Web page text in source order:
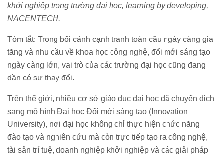
khởi nghiệp trong trường đại học, learning by developing,
NACENTECH.
Tóm tắt: Trong bối cảnh cạnh tranh toàn cầu ngày càng gia
tăng và nhu cầu về khoa học công nghệ, đổi mới sáng tạo
ngày càng lớn, vai trò của các trường đại học cũng đang
dần có sự thay đổi.
Trên thế giới, nhiều cơ sở giáo dục đại học đã chuyển dịch
sang mô hình Đại học Đổi mới sáng tạo (Innovation
University), nơi đại học không chỉ thực hiện chức năng
đào tạo và nghiên cứu mà còn trực tiếp tạo ra công nghệ,
tài sản trí tuệ, doanh nghiệp khởi nghiệp và các giải pháp